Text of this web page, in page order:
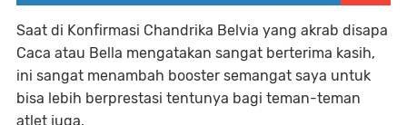
Saat di Konfirmasi Chandrika Belvia yang akrab disapa
Caca atau Bella mengatakan sangat berterima kasih,
ini sangat menambah booster semangat saya untuk
bisa lebih berprestasi tentunya bagi teman-teman
atlet juga.